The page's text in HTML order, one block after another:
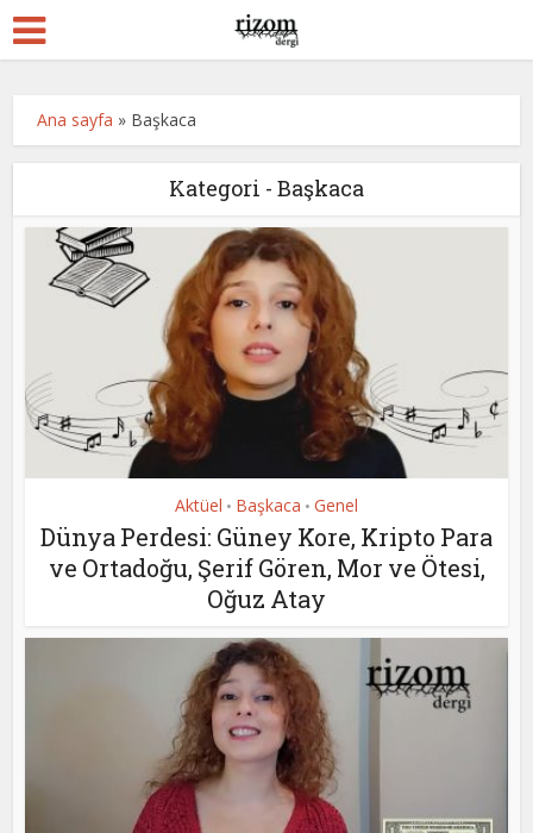
Ana sayfa » Başkaca
Kategori - Başkaca
Aktüel • Başkaca • Genel
Dünya Perdesi: Güney Kore, Kripto Para
ve Ortadoğu, Şerif Gören, Mor ve Ötesi,
Oğuz Atay